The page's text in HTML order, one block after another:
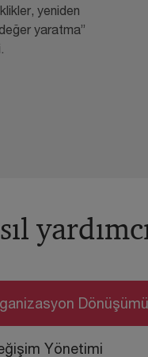
yeniden
yaratma”
Dönüşümü
Yönetimi